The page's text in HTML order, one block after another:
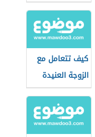
كيف تتعامل مع
الزوجة العنيدة